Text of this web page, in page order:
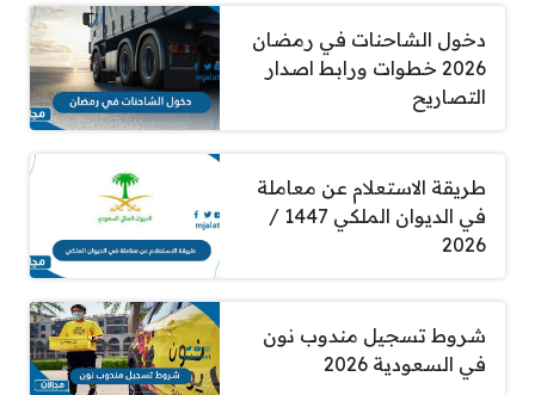
دخول الشاحنات في رمضان
2026 خطوات ورابط اصدار
التصاريح
طريقة الاستعلام عن معاملة
في الديوان الملكي 1447 /
2026
شروط تسجيل مندوب نون
في السعودية 2026